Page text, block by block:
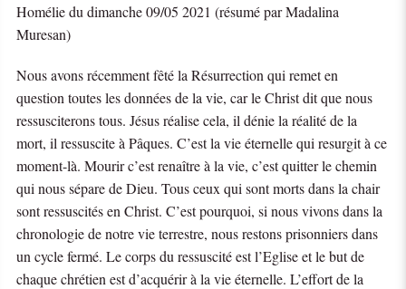
Homélie du dimanche 09/05 2021 (résumé par Madalina
Muresan)
Nous avons récemment fêté la Résurrection qui remet en
question toutes les données de la vie, car le Christ dit que nous
ressusciterons tous. Jésus réalise cela, il dénie la réalité de la
mort, il ressuscite à Pâques. C’est la vie éternelle qui resurgit à ce
moment-là. Mourir c’est renaître à la vie, c’est quitter le chemin
qui nous sépare de Dieu. Tous ceux qui sont morts dans la chair
sont ressuscités en Christ. C’est pourquoi, si nous vivons dans la
chronologie de notre vie terrestre, nous restons prisonniers dans
un cycle fermé. Le corps du ressuscité est l’Eglise et le but de
chaque chrétien est d’acquérir à la vie éternelle. L’effort de la